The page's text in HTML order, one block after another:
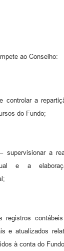
ao Conselho:
controlar a
do Fundo;
a
e a
registros
e atualizados
à conta do